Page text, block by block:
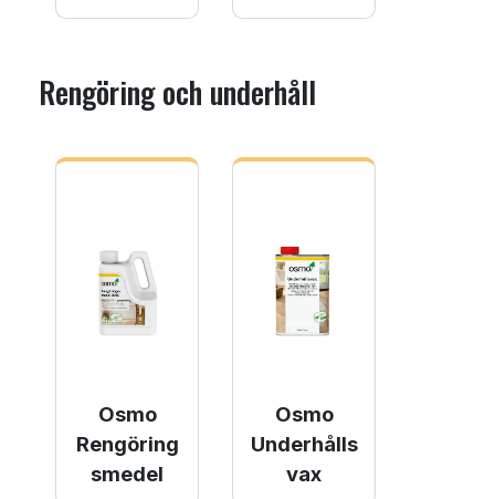
Rengöring och underhåll
Osmo
Rengöring
smedel
Osmo
Underhålls
vax